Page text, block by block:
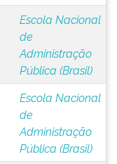
Escola Nacional
de
Administração
Pública (Brasil)
Escola Nacional
de
Administração
Pública (Brasil)